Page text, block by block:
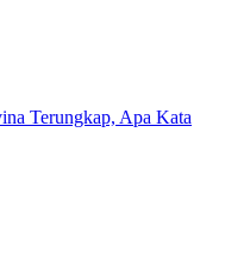
Terungkap, Apa Kata